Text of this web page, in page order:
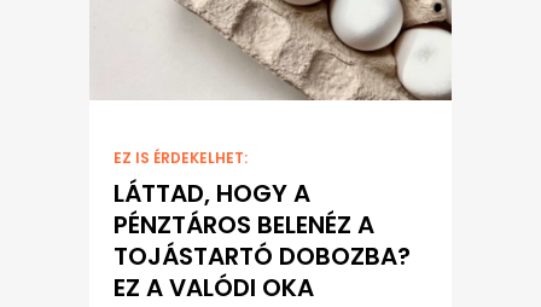
EZ IS ÉRDEKELHET:
LÁTTAD, HOGY A
PÉNZTÁROS BELENÉZ A
TOJÁSTARTÓ DOBOZBA?
EZ A VALÓDI OKA